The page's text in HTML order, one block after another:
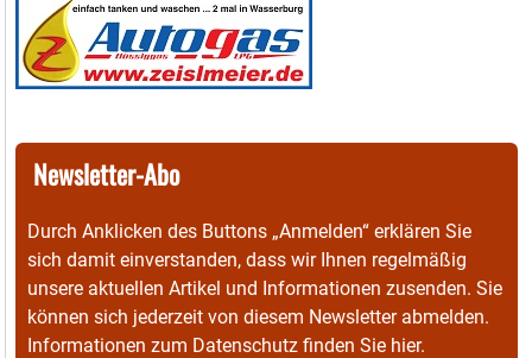
Newsletter-Abo
Durch Anklicken des Buttons „Anmelden“ erklären Sie
sich damit einverstanden, dass wir Ihnen regelmäßig
unsere aktuellen Artikel und Informationen zusenden. Sie
können sich jederzeit von diesem Newsletter abmelden.
Informationen zum Datenschutz finden Sie hier.